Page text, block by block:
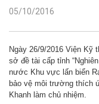
05/10/2016
Ngày 26/9/2016 Viện Kỹ
sở đề tài cấp tỉnh
nước Khu vực lấn biển
bảo vệ môi trường thích
Khanh làm chủ nhiệm.